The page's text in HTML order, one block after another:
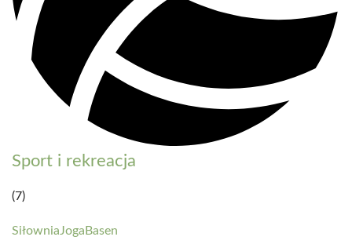
Sport i rekreacja
(7)
SiłowniaJoga Basen